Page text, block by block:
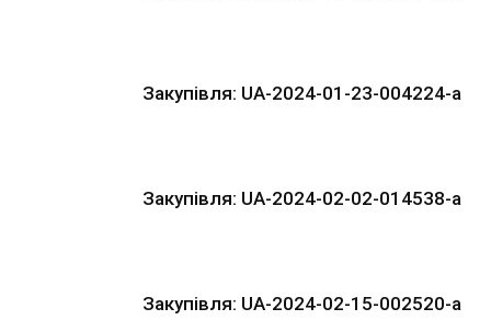
Закупівля: UA-2024-01-23-004224-a
Закупівля: UA-2024-02-02-014538-a
Закупівля: UA-2024-02-15-002520-a